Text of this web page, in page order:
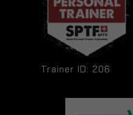
Trainer ID: 206